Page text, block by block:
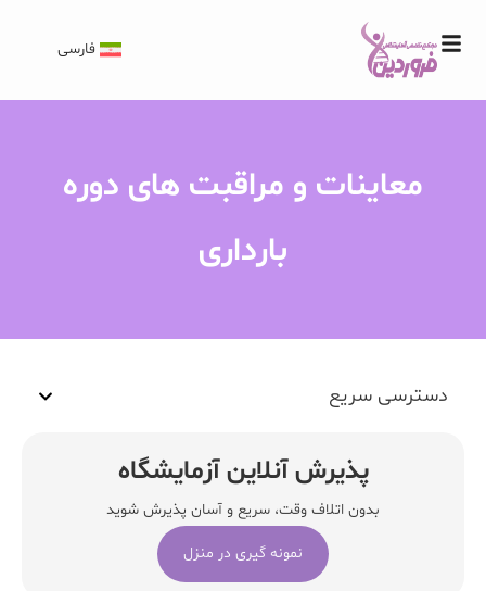
فارسی
معاینات و مراقبت های دوره
بارداری
دسترسی سریع
پذیرش آنلاین آزمایشگاه
بدون اتلاف وقت، سریع و آسان پذیرش شوید
نمونه گیری در منزل